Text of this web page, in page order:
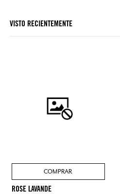
VISTO RECIENTEMENTE
COMPRAR
ROSE LAVANDE